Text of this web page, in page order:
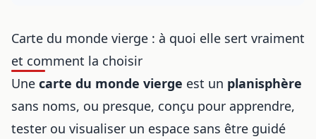
Carte du monde vierge : à quoi elle sert vraiment
et comment la choisir
Une carte du monde vierge est un planisphère
sans noms, ou presque, conçu pour apprendre,
tester ou visualiser un espace sans être guidé